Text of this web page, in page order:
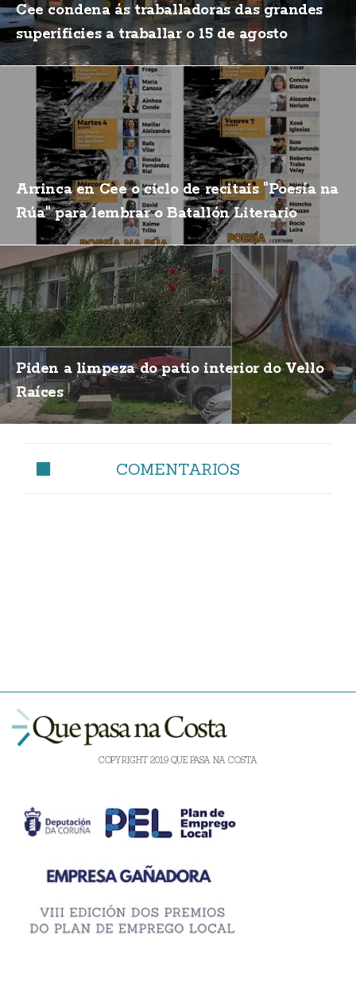
Cee condena ás traballadoras das grandes
superificies a traballar o 15 de agosto
Arrinca en Cee o ciclo de recitais "Poesía na
Rúa" para lembrar o Batallón Literario
Piden a limpeza do patio interior do Vello
Raíces
COMENTARIOS
COPYRIGHT 2019 QUE PASA NA COSTA